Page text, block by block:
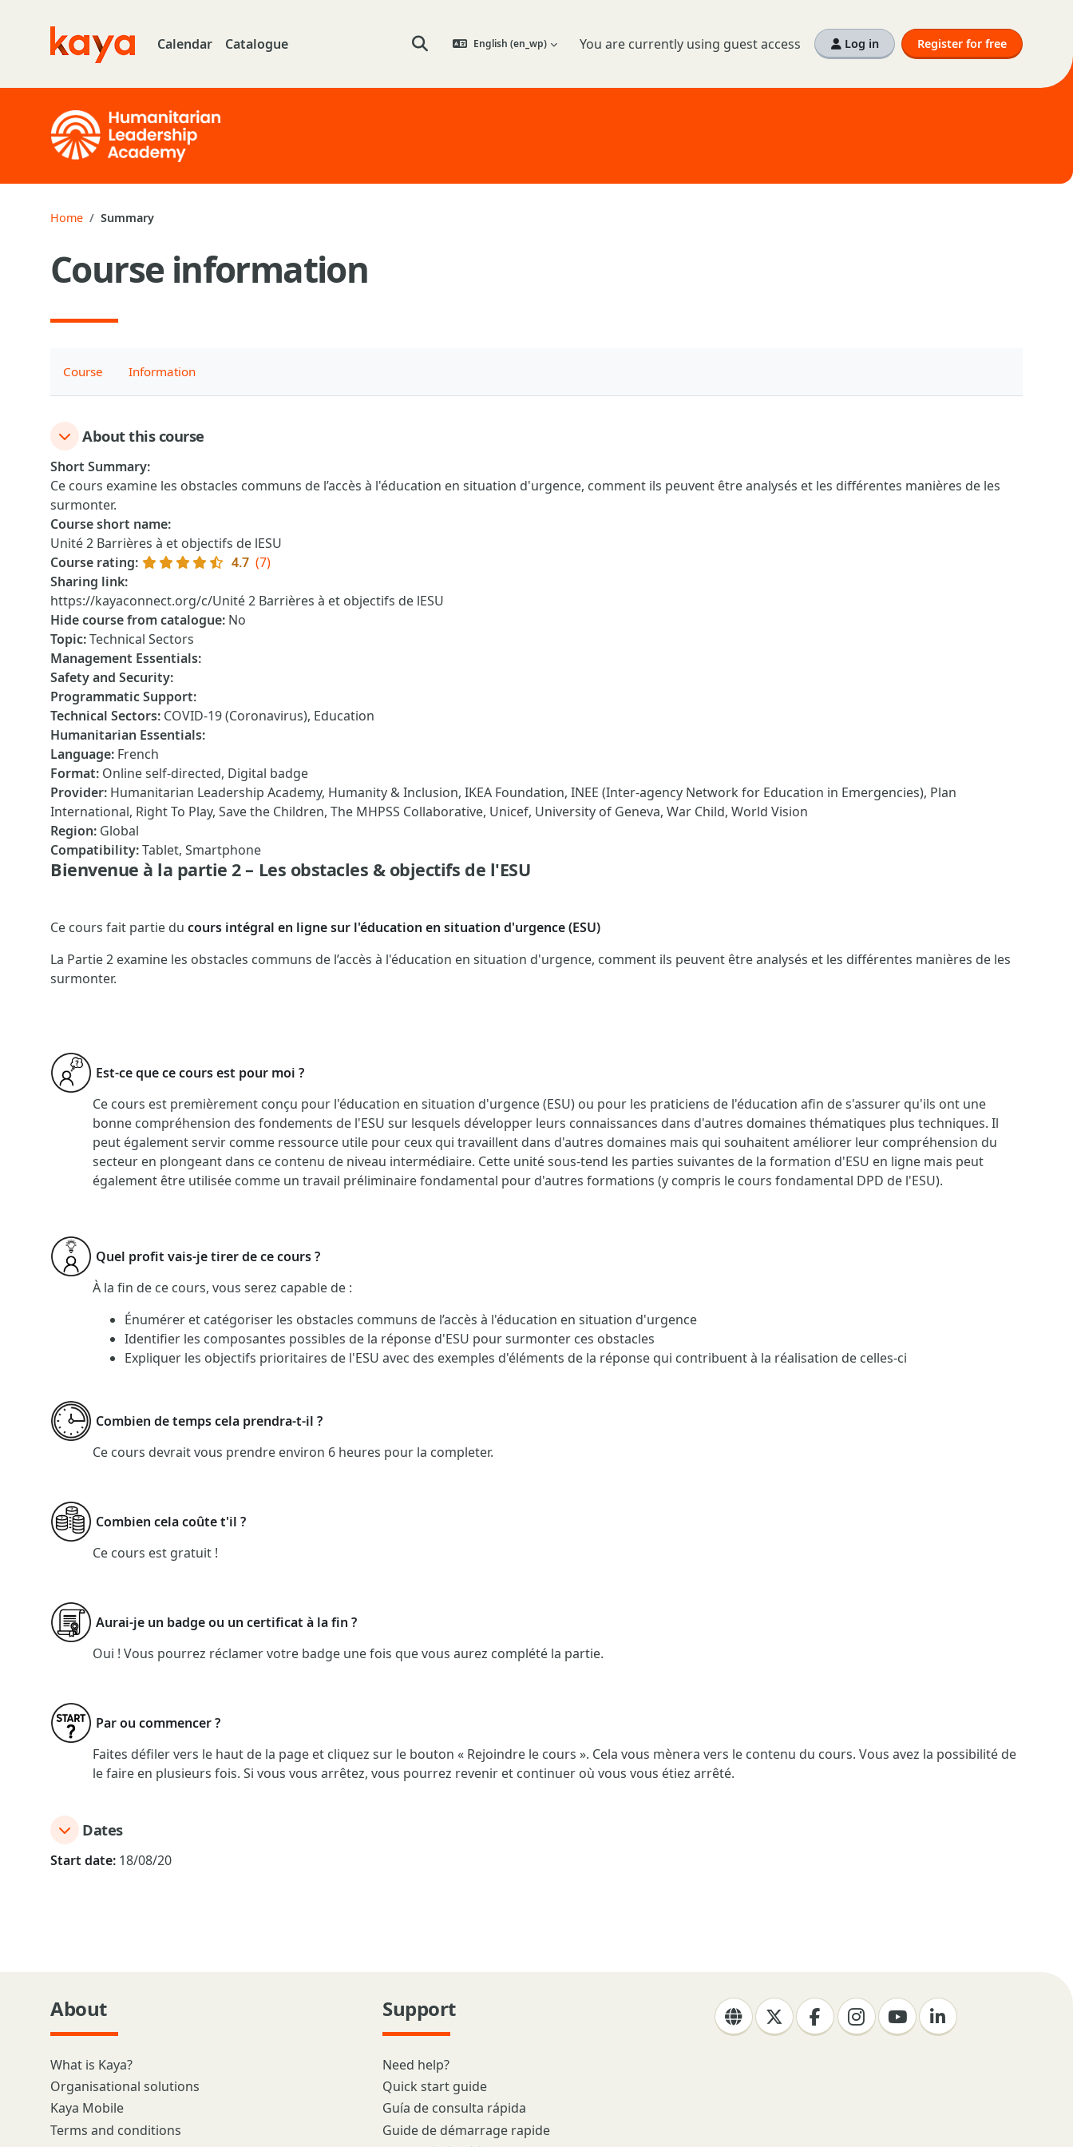
Go to home Calendar Catalogue Toggle search input
English ‎(en_wp)‎ You are currently using guest access Log in Register for free
Home Summary
Course information
Course Information
About this course
Short Summary:
Ce cours examine les obstacles communs de l’accès à l'éducation en situation d'urgence, comment ils peuvent être analysés et les différentes manières de les
surmonter.
Course short name:
Unité 2 Barrières à et objectifs de lESU
Course rating: 4.7 (7)
Sharing link:
https://kayaconnect.org/c/Unité 2 Barrières à et objectifs de lESU
Hide course from catalogue: No
Topic:Technical Sectors
Management Essentials:
Safety and Security:
Programmatic Support:
Technical Sectors: COVID-19 (Coronavirus), Education
Humanitarian Essentials:
Language: French
Format: Online self-directed, Digital badge
Provider: Humanitarian Leadership Academy, Humanity & Inclusion, IKEA Foundation, INEE (Inter-agency Network for Education in Emergencies), Plan
International, Right To Play, Save the Children, The MHPSS Collaborative, Unicef, University of Geneva, War Child, World Vision
Region: Global
Compatibility:Tablet, Smartphone
Bienvenue à la partie 2 – Les obstacles & objectifs de l'ESU
Ce cours fait partie du cours intégral en ligne sur l'éducation en situation d'urgence (ESU)
La Partie 2 examine les obstacles communs de l’accès à l'éducation en situation d'urgence, comment ils peuvent être analysés et les différentes manières de les
surmonter.
Est-ce que ce cours est pour moi ?
Ce cours est premièrement conçu pour l'éducation en situation d'urgence (ESU) ou pour les praticiens de l'éducation afin de s'assurer qu'ils ont une
bonne compréhension des fondements de l'ESU sur lesquels développer leurs connaissances dans d'autres domaines thématiques plus techniques. Il
peut également servir comme ressource utile pour ceux qui travaillent dans d'autres domaines mais qui souhaitent améliorer leur compréhension du
secteur en plongeant dans ce contenu de niveau intermédiaire. Cette unité sous-tend les parties suivantes de la formation d'ESU en ligne mais peut
également être utilisée comme un travail préliminaire fondamental pour d'autres formations (y compris le cours fondamental DPD de l'ESU).
Quel profit vais-je tirer de ce cours ?
À la fin de ce cours, vous serez capable de :
Énumérer et catégoriser les obstacles communs de l’accès à l'éducation en situation d'urgence
Identifier les composantes possibles de la réponse d'ESU pour surmonter ces obstacles
Expliquer les objectifs prioritaires de l'ESU avec des exemples d'éléments de la réponse qui contribuent à la réalisation de celles-ci
Combien de temps cela prendra-t-il ?
Ce cours devrait vous prendre environ 6 heures pour la completer.
Combien cela coûte t'il ?
Ce cours est gratuit !
Aurai-je un badge ou un certificat à la fin ?
Oui ! Vous pourrez réclamer votre badge une fois que vous aurez complété la partie.
Par ou commencer ?
Faites défiler vers le haut de la page et cliquez sur le bouton « Rejoindre le cours ». Cela vous mènera vers le contenu du cours. Vous avez la possibilité de
le faire en plusieurs fois. Si vous vous arrêtez, vous pourrez revenir et continuer où vous vous étiez arrêté.
Dates
Start date: 18/08/20
About
What is Kaya?
Organisational solutions
Kaya Mobile
Terms and conditions
Support
Need help?
Quick start guide
Guía de consulta rápida
Guide de démarrage rapide